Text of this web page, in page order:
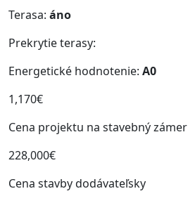
Terasa: áno
Prekrytie terasy:
Energetické hodnotenie: A0
1,170€
Cena projektu na stavebný zámer
228,000€
Cena stavby dodávateľsky